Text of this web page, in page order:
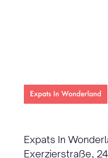
Expats In
Exerzierstraße, 24